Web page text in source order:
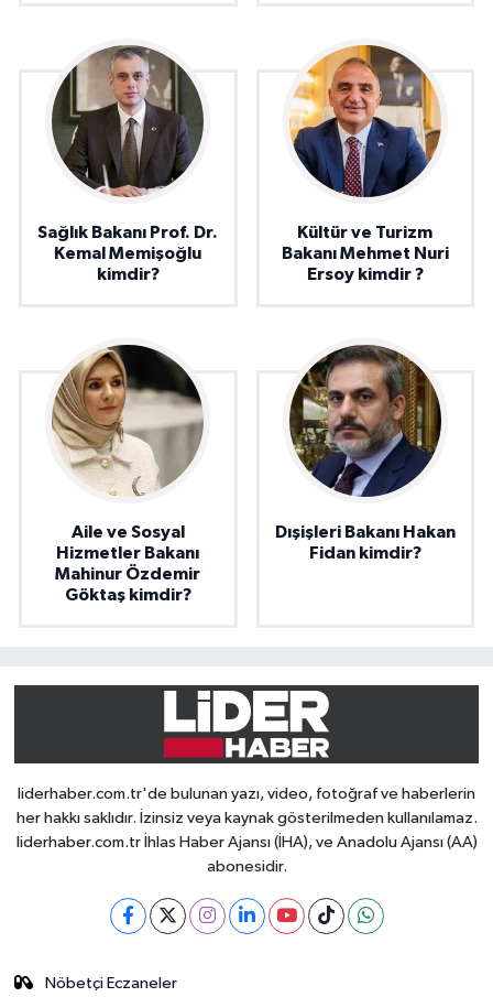
Sağlık Bakanı Prof. Dr.
Kemal Memişoğlu
kimdir?
Kültür ve Turizm
Bakanı Mehmet Nuri
Ersoy kimdir ?
Aile ve Sosyal
Hizmetler Bakanı
Mahinur Özdemir
Göktaş kimdir?
Dışişleri Bakanı Hakan
Fidan kimdir?
liderhaber.com.tr'de bulunan yazı, video, fotoğraf ve haberlerin
her hakkı saklıdır. İzinsiz veya kaynak gösterilmeden kullanılamaz.
liderhaber.com.tr İhlas Haber Ajansı (İHA), ve Anadolu Ajansı (AA)
abonesidir.
Nöbetçi Eczaneler